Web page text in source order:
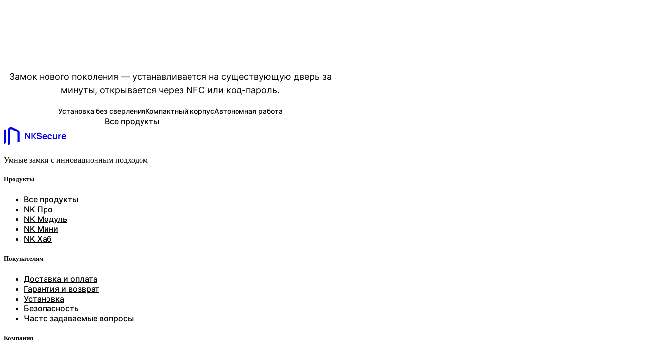
Замок нового поколения — устанавливается на существующую дверь за
минуты, открывается через NFC или код-пароль.
Установка без сверленияКомпактный корпусАвтономная работа
Все продуктыСледить в Telegram
Умные замки с инновационным подходом
Продукты
Все продукты
NK Про
NK Модуль
NK Мини
NK Хаб
Покупателям
Доставка и оплата
Гарантия и возврат
Установка
Безопасность
Часто задаваемые вопросы
Компания